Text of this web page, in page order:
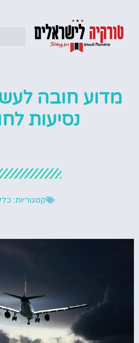
מדוע חובה
נסיעות
קטגוריות: